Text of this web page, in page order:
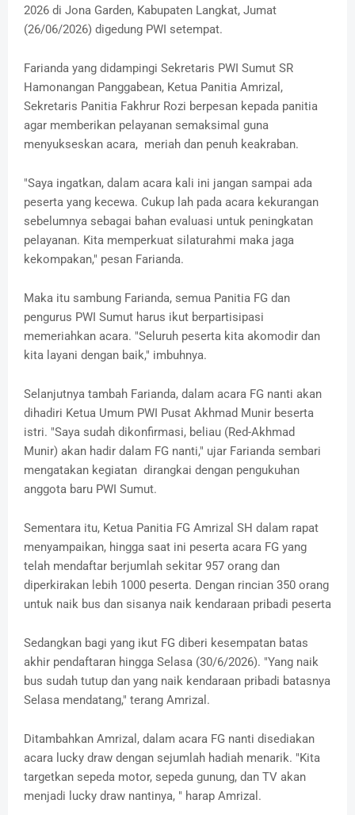
2026 di Jona Garden, Kabupaten Langkat, Jumat
(26/06/2026) digedung PWI setempat.
Farianda yang didampingi Sekretaris PWI Sumut SR
Hamonangan Panggabean, Ketua Panitia Amrizal,
Sekretaris Panitia Fakhrur Rozi berpesan kepada panitia
agar memberikan pelayanan semaksimal guna
menyukseskan acara, meriah dan penuh keakraban.
"Saya ingatkan, dalam acara kali ini jangan sampai ada
peserta yang kecewa. Cukup lah pada acara kekurangan
sebelumnya sebagai bahan evaluasi untuk peningkatan
pelayanan. Kita memperkuat silaturahmi maka jaga
kekompakan," pesan Farianda.
Maka itu sambung Farianda, semua Panitia FG dan
pengurus PWI Sumut harus ikut berpartisipasi
memeriahkan acara. "Seluruh peserta kita akomodir dan
kita layani dengan baik," imbuhnya.
Selanjutnya tambah Farianda, dalam acara FG nanti akan
dihadiri Ketua Umum PWI Pusat Akhmad Munir beserta
istri. "Saya sudah dikonfirmasi, beliau (Red-Akhmad
Munir) akan hadir dalam FG nanti," ujar Farianda sembari
mengatakan kegiatan dirangkai dengan pengukuhan
anggota baru PWI Sumut.
Sementara itu, Ketua Panitia FG Amrizal SH dalam rapat
menyampaikan, hingga saat ini peserta acara FG yang
telah mendaftar berjumlah sekitar 957 orang dan
diperkirakan lebih 1000 peserta. Dengan rincian 350 orang
untuk naik bus dan sisanya naik kendaraan pribadi peserta
Sedangkan bagi yang ikut FG diberi kesempatan batas
akhir pendaftaran hingga Selasa (30/6/2026). "Yang naik
bus sudah tutup dan yang naik kendaraan pribadi batasnya
Selasa mendatang," terang Amrizal.
Ditambahkan Amrizal, dalam acara FG nanti disediakan
acara lucky draw dengan sejumlah hadiah menarik. "Kita
targetkan sepeda motor, sepeda gunung, dan TV akan
menjadi lucky draw nantinya, " harap Amrizal.